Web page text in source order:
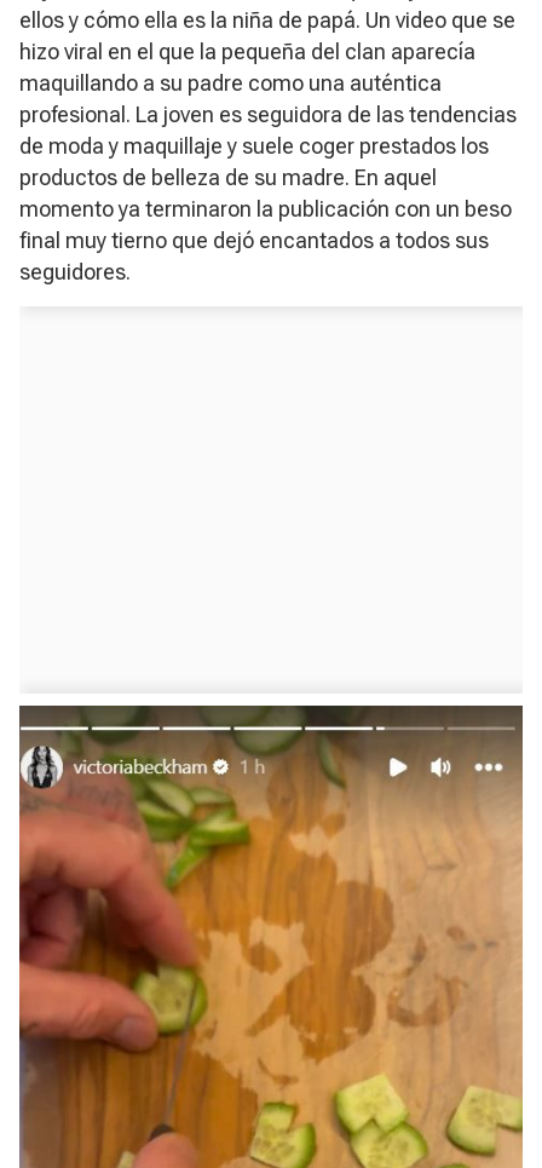
ellos y cómo ella es la niña de papá. Un video que se
hizo viral en el que la pequeña del clan aparecía
maquillando a su padre como una auténtica
profesional. La joven es seguidora de las tendencias
de moda y maquillaje y suele coger prestados los
productos de belleza de su madre. En aquel
momento ya terminaron la publicación con un beso
final muy tierno que dejó encantados a todos sus
seguidores.